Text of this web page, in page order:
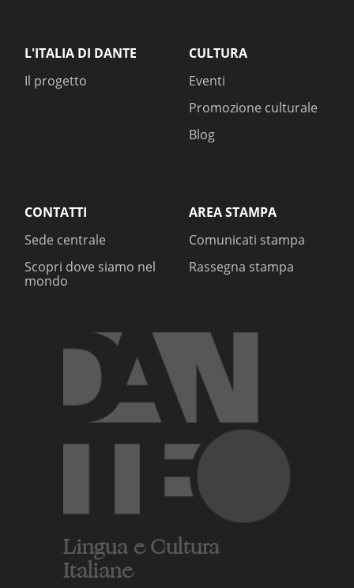
L'ITALIA DI DANTE
Il progetto
CULTURA
Eventi
Promozione culturale
Blog
CONTATTI
Sede centrale
Scopri dove siamo nel
mondo
AREA STAMPA
Comunicati stampa
Rassegna stampa
Lingua e Cultura
Italiane